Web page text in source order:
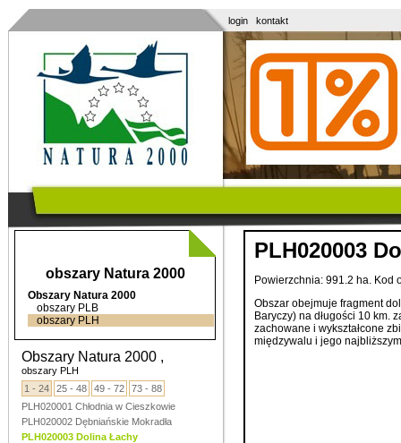
login kontakt
obszary Natura 2000
Obszary Natura 2000
obszary PLB
obszary PLH
Obszary Natura 2000 ,
obszary PLH
1 - 24
25 - 48 49 - 72
73 - 88
PLH020001 Chłodnia w Cieszkowie
PLH020002 Dębniańskie Mokradła
PLH020003 Dolina Łachy
PLH020003
Powierzchnia: 991.2 ha. Kod
Obszar obejmuje fragment
Baryczy) na długości 10 km.
zachowane i wykształcone
międzywalu i jego